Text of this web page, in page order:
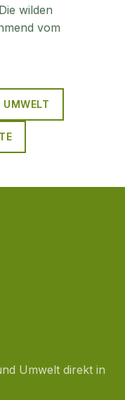
wilden
vom
UMWELT
Umwelt direkt in